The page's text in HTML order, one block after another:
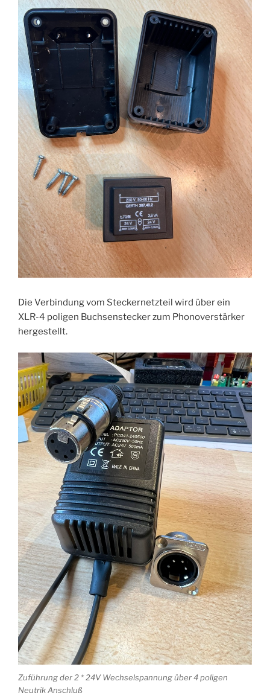
Die Verbindung vom Steckernetzteil wird über ein
XLR-4 poligen Buchsenstecker zum Phonoverstärker
hergestellt.
Zuführung der 2 * 24V Wechselspannung über 4 poligen
Neutrik Anschluß